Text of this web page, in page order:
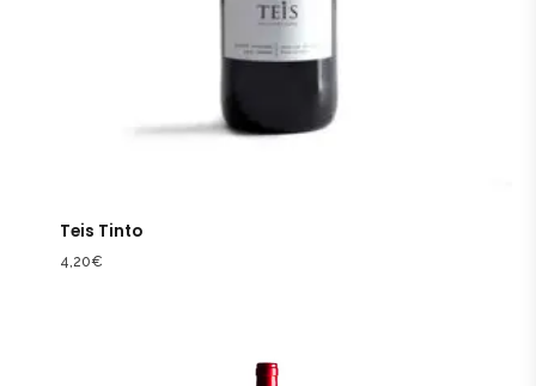
Teis Tinto
4,20€